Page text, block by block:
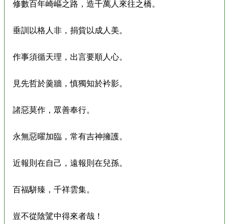
修數百年崎嶇之路，造千萬人來往之橋。
垂訓以格人非，捐貲以成人美。
作事須循天理，出言要順人心。
見先哲於羹牆，慎獨知於衿影。
諸惡莫作，眾善奉行。
永無惡曜加臨，常有吉神擁護。
近報則在自己，遠報則在兒孫。
百福駢臻，千祥雲集。
豈不從陰騭中得來者哉！